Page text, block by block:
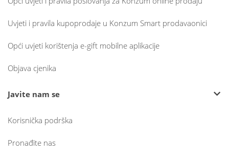
Uvjeti i pravila kupoprodaje u Konzum Smart prodavaonici
Opći uvjeti korištenja e-gift mobilne aplikacije
Objava cjenika
Javite nam se
Korisnička podrška
Pronađite nas